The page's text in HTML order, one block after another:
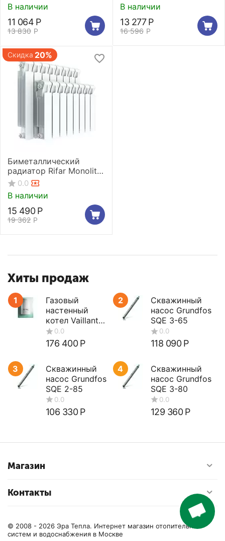
В наличии
13 830 Р
11 064 Р
В наличии
16 596 Р
13 277 Р
Скидка 20%
Биметаллический
радиатор Rifar Monolit
500 14 секций
0.0
В наличии
19 362 Р
15 490 Р
Хиты продаж
1
Газовый
настенный
котел Vaillant
turboTEC plus
VUW 362/5-5
176 400 Р
2
Скважинный
насос Grundfos
SQE 3-65
118 090 Р
3
Скважинный
насос Grundfos
SQE 2-85
106 330 Р
4
Скважинный
насос Grundfos
SQE 3-80
129 360 Р
Магазин
Контакты
© 2008 - 2026 Эра Тепла. Интернет магазин отопительных
систем и водоснабжения в Москве